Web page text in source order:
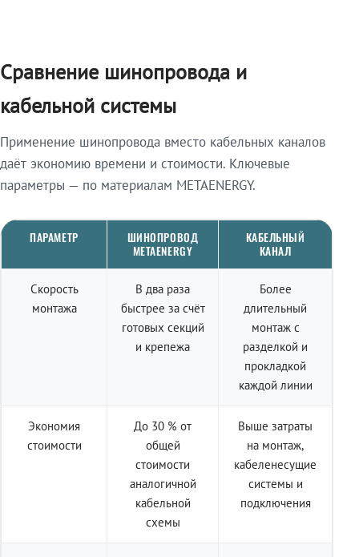
Сравнение шинопровода и
кабельной системы
Применение шинопровода вместо кабельных каналов
даёт экономию времени и стоимости. Ключевые
параметры — по материалам METAENERGY.
ПАРАМЕТР
ШИНОПРОВОД
METAENERGY
КАБЕЛЬНЫЙ
КАНАЛ
Скорость
монтажа
В два раза
быстрее за счёт
готовых секций
и крепежа
Более
длительный
монтаж с
разделкой и
прокладкой
каждой линии
Экономия
стоимости
До 30 % от
общей
стоимости
аналогичной
кабельной
схемы
Выше затраты
на монтаж,
кабеленесущие
системы и
подключения